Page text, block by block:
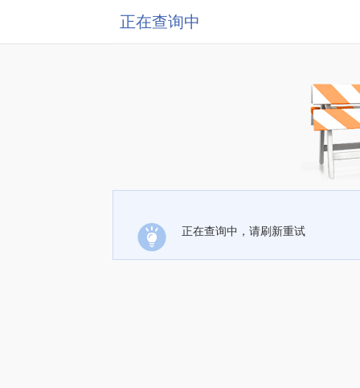
正在查询中
正在查询中，请刷新重试